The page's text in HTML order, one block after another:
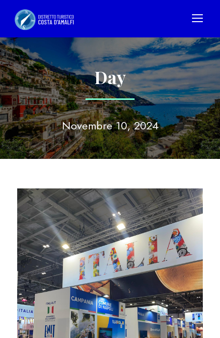
Day
Novembre 10, 2024